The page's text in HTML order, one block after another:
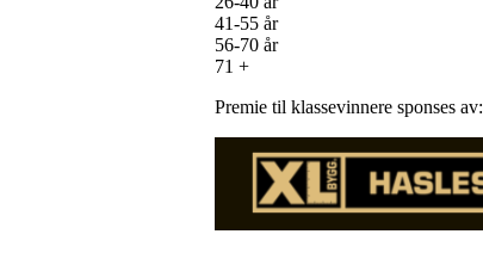
41-55 år
56-70 år
71 +
Premie til klassevinnere sponses av: